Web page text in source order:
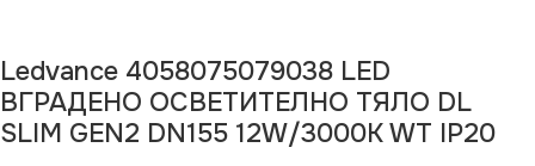
Ledvance 4058075079038 LED
ВГРАДЕНО ОСВЕТИТЕЛНО ТЯЛО DL
SLIM GEN2 DN155 12W/3000K WT IP20